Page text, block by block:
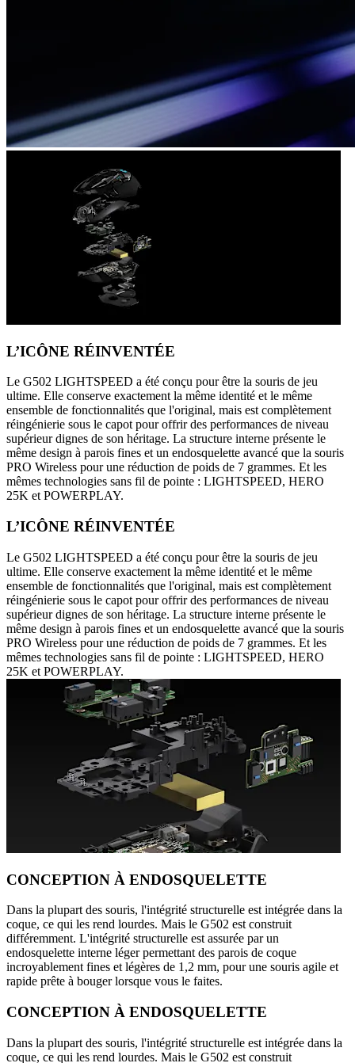
L’ICÔNE RÉINVENTÉE
Le G502 LIGHTSPEED a été conçu pour être la souris de jeu
ultime. Elle conserve exactement la même identité et le même
ensemble de fonctionnalités que l'original, mais est complètement
réingénierie sous le capot pour offrir des performances de niveau
supérieur dignes de son héritage. La structure interne présente le
même design à parois fines et un endosquelette avancé que la souris
PRO Wireless pour une réduction de poids de 7 grammes. Et les
mêmes technologies sans fil de pointe : LIGHTSPEED, HERO
25K et POWERPLAY.
L’ICÔNE RÉINVENTÉE
Le G502 LIGHTSPEED a été conçu pour être la souris de jeu
ultime. Elle conserve exactement la même identité et le même
ensemble de fonctionnalités que l'original, mais est complètement
réingénierie sous le capot pour offrir des performances de niveau
supérieur dignes de son héritage. La structure interne présente le
même design à parois fines et un endosquelette avancé que la souris
PRO Wireless pour une réduction de poids de 7 grammes. Et les
mêmes technologies sans fil de pointe : LIGHTSPEED, HERO
25K et POWERPLAY.
CONCEPTION À ENDOSQUELETTE
Dans la plupart des souris, l'intégrité structurelle est intégrée dans la
coque, ce qui les rend lourdes. Mais le G502 est construit
différemment. L'intégrité structurelle est assurée par un
endosquelette interne léger permettant des parois de coque
incroyablement fines et légères de 1,2 mm, pour une souris agile et
rapide prête à bouger lorsque vous le faites.
CONCEPTION À ENDOSQUELETTE
Dans la plupart des souris, l'intégrité structurelle est intégrée dans la
coque, ce qui les rend lourdes. Mais le G502 est construit